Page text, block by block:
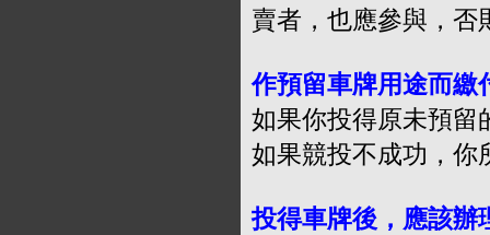
賣者，也應參與，否
作預留車牌用途而繳
如果你投得原未預留
如果競投不成功，你
投得車牌後，應該辦